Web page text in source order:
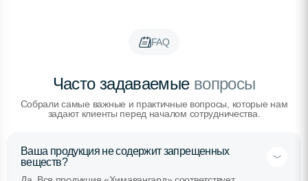
FAQ
Часто задаваемыевопросы
Собрали самые важные и практичные вопросы, которые нам
задают клиенты перед началом сотрудничества.
Ваша продукция не содержит запрещенных
веществ?